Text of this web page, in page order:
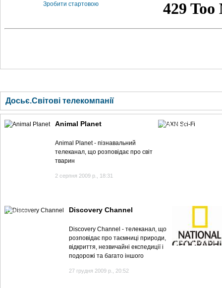
Зробити стартовою
Досьє.Світові телекомпанії
Animal Planet
Animal Planet - пізнавальний
телеканал, що розповідає про світ
тварин
2 серпня 2009 р., 18:31
AXN Sci-Fi
Discovery Discovery Channel
Discovery Channel - телеканал, що
розповідає про таємниці природи,
відкриття, незвичайні експедиції і
подорожі та багато іншого
27 грудня 2009 р., 20:52
National